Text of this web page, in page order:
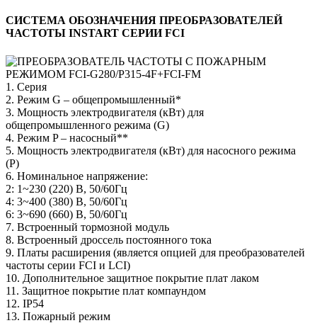
СИСТЕМА ОБОЗНАЧЕНИЯ ПРЕОБРАЗОВАТЕЛЕЙ
ЧАСТОТЫ INSTART СЕРИИ FCI
1. Серия
2. Режим G – общепромышленный*
3. Мощность электродвигателя (кВт) для
общепромышленного режима (G)
4. Режим P – насосный**
5. Мощность электродвигателя (кВт) для насосного режима
(P)
6. Номинальное напряжение:
2: 1~230 (220) В, 50/60Гц
4: 3~400 (380) В, 50/60Гц
6: 3~690 (660) В, 50/60Гц
7. Встроенный тормозной модуль
8. Встроенный дроссель постоянного тока
9. Платы расширения (является опцией для преобразователей
частоты серии FCI и LCI)
10. Дополнительное защитное покрытие плат лаком
11. Защитное покрытие плат компаундом
12. IP54
13. Пожарный режим